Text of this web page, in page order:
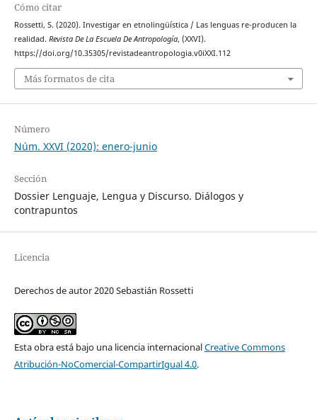
Cómo citar
Rossetti, S. (2020). Investigar en etnolingüística / Las lenguas re-producen la
realidad. Revista De La Escuela De Antropología, (XXVI).
https://doi.org/10.35305/revistadeantropologia.v0iXXI.112
Más formatos de cita
Número
Núm. XXVI (2020): enero-junio
Sección
Dossier Lenguaje, Lengua y Discurso. Diálogos y
contrapuntos
Licencia
Derechos de autor 2020 Sebastián Rossetti
Esta obra está bajo una licencia internacionalCreative Commons
Atribución-NoComercial-CompartirIgual 4.0.